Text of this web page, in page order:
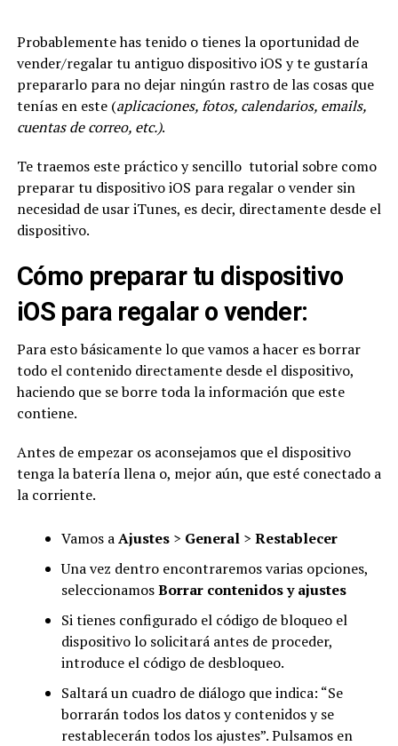
Probablemente has tenido o tienes la oportunidad de
vender/regalar tu antiguo dispositivo iOS y te gustaría
prepararlo para no dejar ningún rastro de las cosas que
tenías en este (aplicaciones, fotos, calendarios, emails,
cuentas de correo, etc.).
Te traemos este práctico y sencillo tutorial sobre como
preparar tu dispositivo iOS para regalar o vender sin
necesidad de usar iTunes, es decir, directamente desde el
dispositivo.
Cómo preparar tu dispositivo
iOS para regalar o vender:
Para esto básicamente lo que vamos a hacer es borrar
todo el contenido directamente desde el dispositivo,
haciendo que se borre toda la información que este
contiene.
Antes de empezar os aconsejamos que el dispositivo
tenga la batería llena o, mejor aún, que esté conectado a
la corriente.
Vamos aAjustes> General> Restablecer
Una vez dentro encontraremos varias opciones,
seleccionamosBorrar contenidos y ajustes
Si tienes configurado el código de bloqueo el
dispositivo lo solicitará antes de proceder,
introduce el código de desbloqueo.
Saltará un cuadro de diálogo que indica: “Se
borrarán todos los datos y contenidos y se
restablecerán todos los ajustes”. Pulsamos en